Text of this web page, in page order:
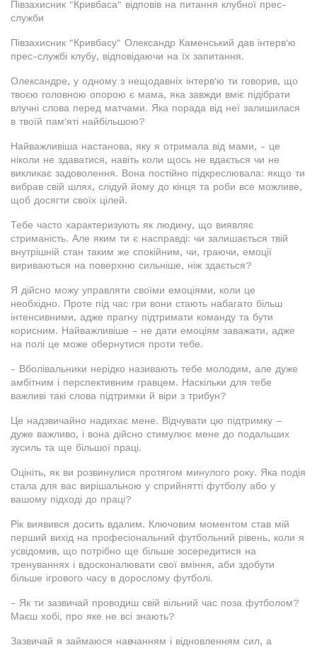
Півзахисник "Кривбаса" відповів на питання клубної прес-
служби
Півзахисник "Кривбасу" Олександр Каменський дав інтерв'ю
прес-службі клубу, відповідаючи на їх запитання.
Олександре, у одному з нещодавніх інтерв'ю ти говорив, що
твоєю головною опорою є мама, яка завжди вміє підібрати
влучні слова перед матчами. Яка порада від неї залишилася
в твоїй пам'яті найбільшою?
Найважливіша настанова, яку я отримала від мами, - це
ніколи не здаватися, навіть коли щось не вдається чи не
викликає задоволення. Вона постійно підкреслювала: якщо ти
вибрав свій шлях, слідуй йому до кінця та роби все можливе,
щоб досягти своїх цілей.
Тебе часто характеризують як людину, що виявляє
стриманість. Але яким ти є насправді: чи залишається твій
внутрішній стан таким же спокійним, чи, граючи, емоції
вириваються на поверхню сильніше, ніж здається?
Я дійсно можу управляти своїми емоціями, коли це
необхідно. Проте під час гри вони стають набагато більш
інтенсивними, адже прагну підтримати команду та бути
корисним. Найважливіше - не дати емоціям заважати, адже
на полі це може обернутися проти тебе.
- Вболівальники нерідко називають тебе молодим, але дуже
амбітним і перспективним гравцем. Наскільки для тебе
важливі такі слова підтримки й віри з трибун?
Це надзвичайно надихає мене. Відчувати цю підтримку –
дуже важливо, і вона дійсно стимулює мене до подальших
зусиль та ще більшої праці.
Оцініть, як ви розвинулися протягом минулого року. Яка подія
стала для вас вирішальною у сприйнятті футболу або у
вашому підході до праці?
Рік виявився досить вдалим. Ключовим моментом став мій
перший вихід на професіональний футбольний рівень, коли я
усвідомив, що потрібно ще більше зосередитися на
тренуваннях і вдосконалювати свої вміння, аби здобути
більше ігрового часу в дорослому футболі.
- Як ти зазвичай проводиш свій вільний час поза футболом?
Маєш хобі, про яке не всі знають?
Зазвичай я займаюся навчанням і відновленням сил, а